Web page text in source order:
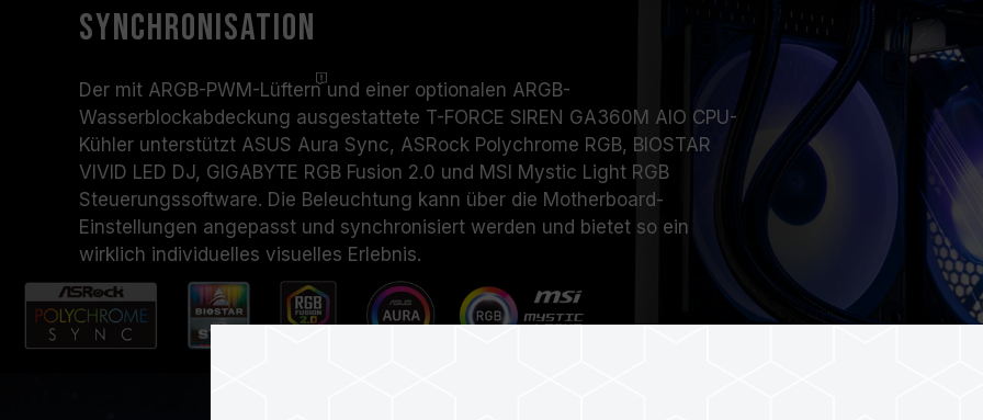
Synchronisation
Der mit ARGB-PWM-Lüfternund einer optionalen ARGB-
Wasserblockabdeckung ausgestattete T-FORCE SIREN GA360M AIO CPU-
Kühler unterstützt ASUS Aura Sync, ASRock Polychrome RGB, BIOSTAR
VIVID LED DJ, GIGABYTE RGB Fusion 2.0 und MSI Mystic Light RGB
Steuerungssoftware. Die Beleuchtung kann über die Motherboard-
Einstellungen angepasst und synchronisiert werden und bietet so ein
wirklich individuelles visuelles Erlebnis.